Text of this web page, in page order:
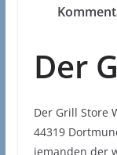
Der
Der Grill Store
44319
jemanden der